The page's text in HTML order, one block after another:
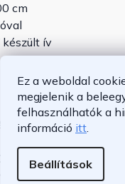
Ez a weboldal
megjelenik a
felhasználhatók a
információ itt
Beállítások
cm
készült ív
cm;